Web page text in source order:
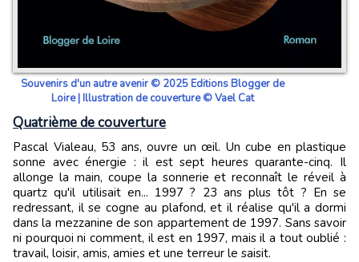
Souvenirs d'un autre avenir © 2025 Editions Blogger de
Loire | Illustration de couverture © Vael Cat
Quatrième de couverture
Pascal Vialeau, 53 ans, ouvre un œil. Un cube en plastique
sonne avec énergie : il est sept heures quarante-cinq. Il
allonge la main, coupe la sonnerie et reconnaît le réveil à
quartz qu'il utilisait en... 1997 ? 23 ans plus tôt ? En se
redressant, il se cogne au plafond, et il réalise qu'il a dormi
dans la mezzanine de son appartement de 1997. Sans savoir
ni pourquoi ni comment, il est en 1997, mais il a tout oublié :
travail, loisir, amis, amies et une terreur le saisit.